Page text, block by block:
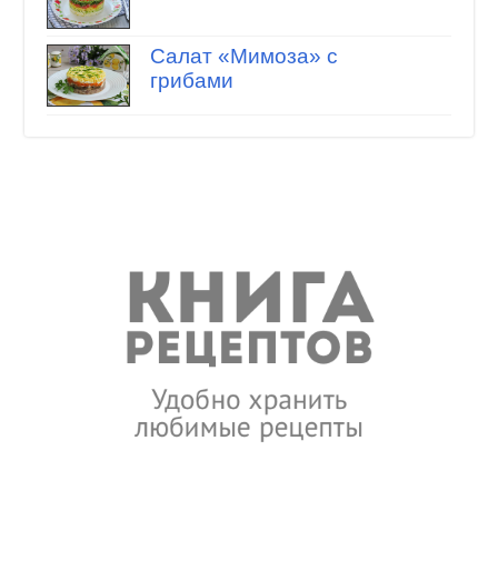
Салат «Мимоза» с
грибами